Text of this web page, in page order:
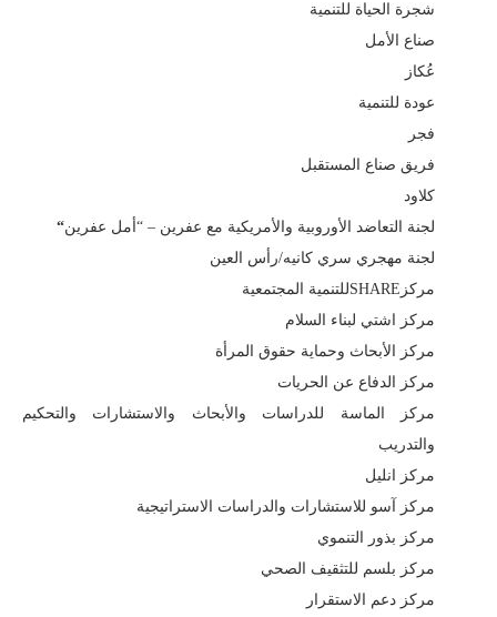
شجرة الحياة للتنمية
صناع الأمل
عُكاز
عودة للتنمية
فجر
فريق صناع المستقبل
كلاود
لجنة التعاضد الأوروبية والأمريكية مع عفرين – “أمل عفرين“
لجنة مهجري سري كانيه/رأس العين
مركزSHAREللتنمية المجتمعية
مركز اشتي لبناء السلام
مركز الأبحاث وحماية حقوق المرأة
مركز الدفاع عن الحريات
مركز الماسة للدراسات والأبحاث والاستشارات والتحكيم
والتدريب
مركز انليل
مركز آسو للاستشارات والدراسات الاستراتيجية
مركز بذور التنموي
مركز بلسم للتثقيف الصحي
مركز دعم الاستقرار